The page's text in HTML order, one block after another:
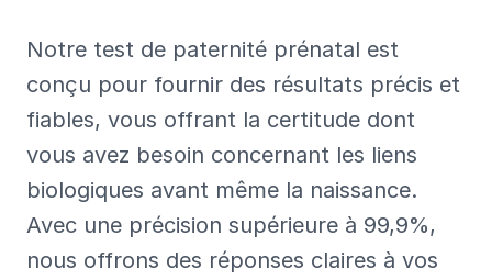
Notre test de paternité prénatal est
conçu pour fournir des résultats précis et
fiables, vous offrant la certitude dont
vous avez besoin concernant les liens
biologiques avant même la naissance.
Avec une précision supérieure à 99,9%,
nous offrons des réponses claires à vos